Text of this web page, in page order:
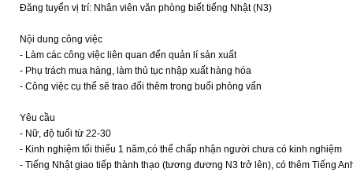
Đăng tuyển vị trí: Nhân viên văn phòng biết tiếng Nhật (N3)
Nội dung công việc
- Làm các công việc liên quan đến quản lí sản xuất
- Phụ trách mua hàng, làm thủ tục nhập xuất hàng hóa
- Công việc cụ thể sẽ trao đổi thêm trong buổi phỏng vấn
Yêu cầu
- Nữ, độ tuổi từ 22-30
- Kinh nghiệm tối thiểu 1 năm,có thể chấp nhận người chưa có kinh nghiệm
- Tiếng Nhật giao tiếp thành thạo (tương đương N3 trở lên), có thêm Tiếng